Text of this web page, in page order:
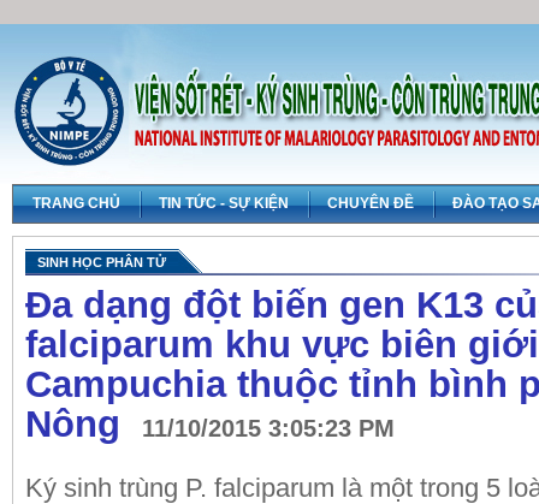
TRANG CHỦ TIN TỨC - SỰ KIỆN CHUYÊN ĐỀ ĐÀO TẠO
SINH HỌC PHÂN TỬ
Đa dạng đột biến gen K13
falciparum khu vực biên
Campuchia thuộc tỉnh bình
Nông
11/10/2015 3:05:23 PM
Ký sinh trùng P. falciparum là một trong 5